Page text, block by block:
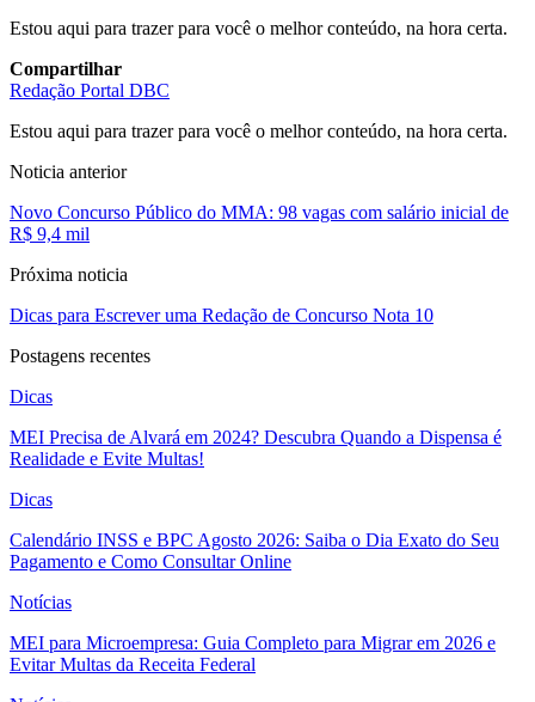
Estou aqui para trazer para você o melhor conteúdo, na hora certa.
Compartilhar
Redação Portal DBC
Estou aqui para trazer para você o melhor conteúdo, na hora certa.
Noticia anterior
Novo Concurso Público do MMA: 98 vagas com salário inicial de
R$ 9,4 mil
Próxima noticia
Dicas para Escrever uma Redação de Concurso Nota 10
Postagens recentes
Dicas
MEI Precisa de Alvará em 2024? Descubra Quando a Dispensa é
Realidade e Evite Multas!
Dicas
Calendário INSS e BPC Agosto 2026: Saiba o Dia Exato do Seu
Pagamento e Como Consultar Online
Notícias
MEI para Microempresa: Guia Completo para Migrar em 2026 e
Evitar Multas da Receita Federal